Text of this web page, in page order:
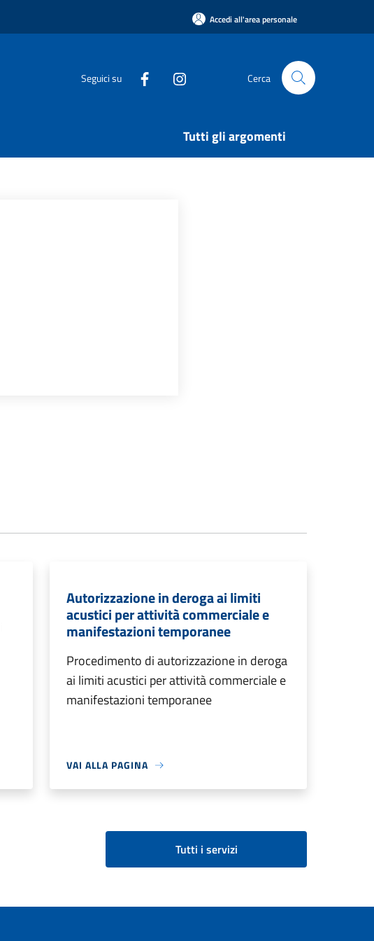
Accedi all'area personale
Seguici su Cerca
Tutti gli argomenti
Autorizzazione in deroga ai limiti
acustici per attività commerciale e
manifestazioni temporanee
Procedimento di autorizzazione in deroga
ai limiti acustici per attività commerciale e
manifestazioni temporanee
VAI ALLA PAGINA
Tutti i servizi